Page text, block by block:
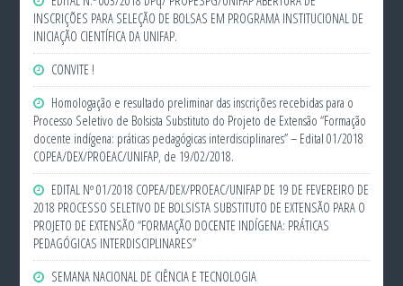
INSCRIÇÕES PARA SELEÇÃO DE BOLSAS EM PROGRAMA INSTITUCIONAL DE
INICIAÇÃO CIENTÍFICA DA UNIFAP.
CONVITE !
Homologação e resultado preliminar das inscrições recebidas para o
Processo Seletivo de Bolsista Substituto do Projeto de Extensão “Formação
docente indígena: práticas pedagógicas interdisciplinares” – Edital 01/2018
COPEA/DEX/PROEAC/UNIFAP, de 19/02/2018.
EDITAL Nº 01/2018 COPEA/DEX/PROEAC/UNIFAP DE 19 DE FEVEREIRO DE
2018 PROCESSO SELETIVO DE BOLSISTA SUBSTITUTO DE EXTENSÃO PARA O
PROJETO DE EXTENSÃO “FORMAÇÃO DOCENTE INDÍGENA: PRÁTICAS
PEDAGÓGICAS INTERDISCIPLINARES”
SEMANA NACIONAL DE CIÊNCIA E TECNOLOGIA